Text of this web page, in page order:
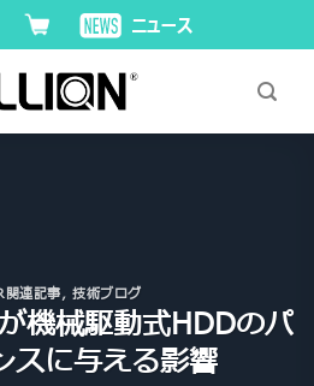
関連記事, 技術ブログ
機械駆動式HDDのパ
スに与える影響